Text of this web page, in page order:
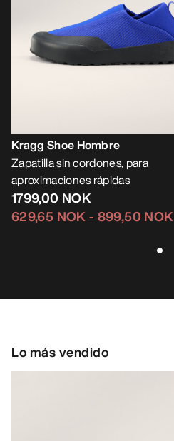
Kragg Shoe Hombre
Zapatilla sin cordones, para
aproximaciones rápidas
1799,00 NOK
629,65 NOK- 899,50 NOK
Lo más vendido